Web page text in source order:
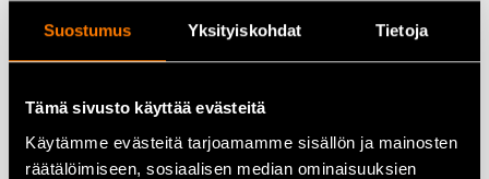
Suostumus Yksityiskohdat Tietoja
Tämä sivusto käyttää evästeitä
Käytämme evästeitä tarjoamamme sisällön ja mainosten
räätälöimiseen, sosiaalisen median ominaisuuksien
18V (runko)
18V (runko)